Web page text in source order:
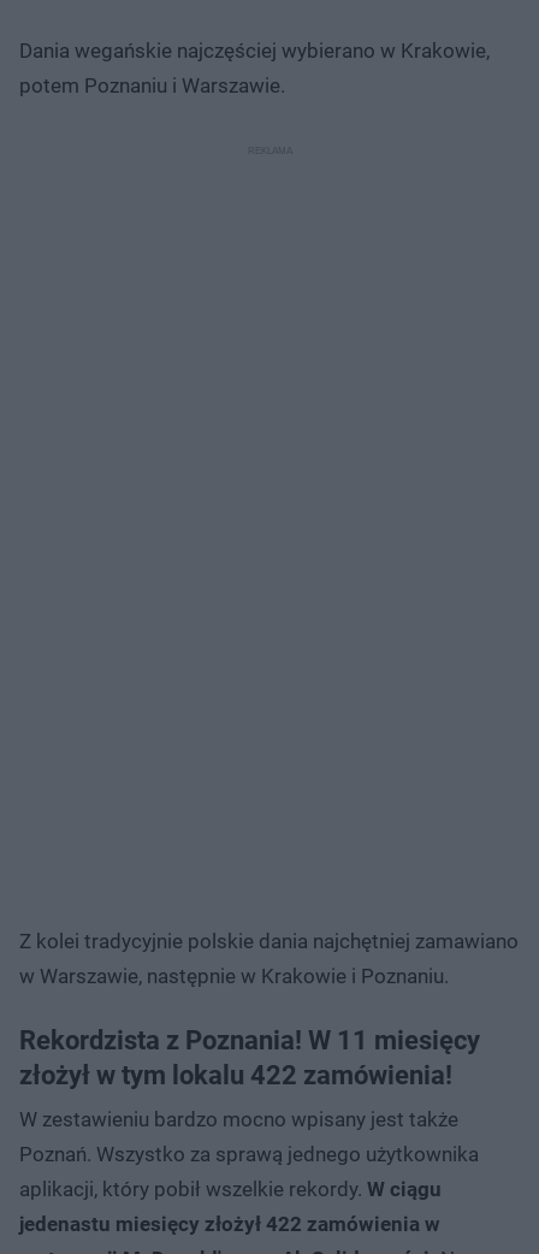
Dania wegańskie najczęściej wybierano w Krakowie,
potem Poznaniu i Warszawie.
Z kolei tradycyjnie polskie dania najchętniej zamawiano
w Warszawie, następnie w Krakowie i Poznaniu.
Rekordzista z Poznania! W 11 miesięcy
złożył w tym lokalu 422 zamówienia!
W zestawieniu bardzo mocno wpisany jest także
Poznań. Wszystko za sprawą jednego użytkownika
aplikacji, który pobił wszelkie rekordy. W ciągu
jedenastu miesięcy złożył 422 zamówienia w